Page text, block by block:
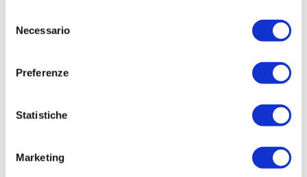
delNecessario
Preferenze
Statistiche
Marketing
governo del calcio.
le responsabilizzazione e la comunicazione con i tifosi.
soggetti coinvolti.
RELATIONSHIPS
la prima parte con i risultati conseguiti in